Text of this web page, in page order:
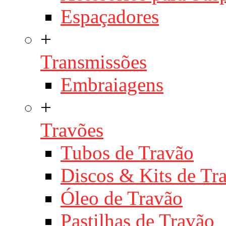
Espaçadores
+
Transmissões
Embraiagens
+
Travões
Tubos de Travão
Discos & Kits de
Óleo de Travão
Pastilhas de Travão